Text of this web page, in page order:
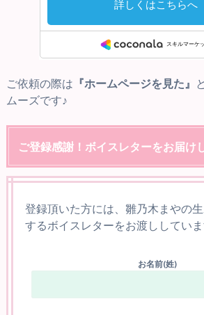
ご依頼の際は 『ホームページを見た』
ムーズです♪
ご登録感謝！ボイスレターをお届け
登録頂いた方には、雛乃木まやの
するボイスレターをお渡ししてい
お名前(姓)